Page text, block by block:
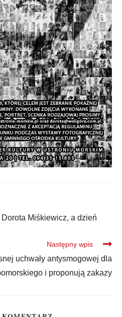
Miśkiewicz, a dzień
Następny wpis
uchwały antysmogowej dla
i proponują zakazy